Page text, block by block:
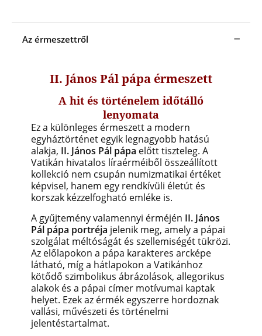
Az érmeszettről
II. János Pál pápa érmeszett
A hit és történelem időtálló
lenyomata
Ez a különleges érmeszett a modern
egyháztörténet egyik legnagyobb hatású
alakja, II. János Pál pápa előtt tiszteleg. A
Vatikán hivatalos líraérméiből összeállított
kollekció nem csupán numizmatikai értéket
képvisel, hanem egy rendkívüli életút és
korszak kézzelfogható emléke is.
A gyűjtemény valamennyi érméjén II. János
Pál pápa portréja jelenik meg, amely a pápai
szolgálat méltóságát és szellemiségét tükrözi.
Az előlapokon a pápa karakteres arcképe
látható, míg a hátlapokon a Vatikánhoz
kötődő szimbolikus ábrázolások, allegorikus
alakok és a pápai címer motívumai kaptak
helyet. Ezek az érmék egyszerre hordoznak
vallási, művészeti és történelmi
jelentéstartalmat.